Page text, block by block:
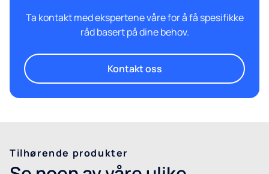
Ta kontakt med ekspertene våre for å få spesifikke
råd basert på dine behov.
Kontakt oss
Tilhørende produkter